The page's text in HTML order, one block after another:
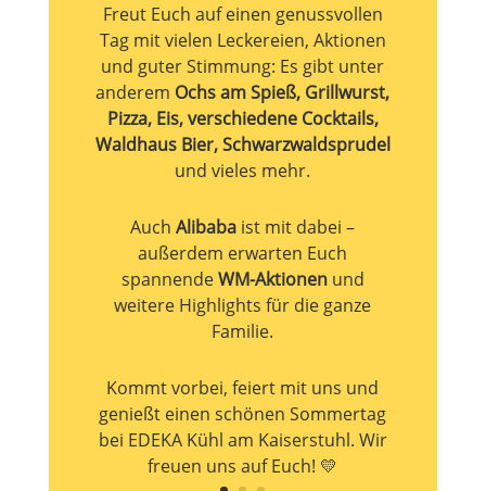
Freut Euch auf einen genussvollen
Tag mit vielen Leckereien, Aktionen
und guter Stimmung: Es gibt unter
anderem Ochs am Spieß, Grillwurst,
Pizza, Eis, verschiedene Cocktails,
Waldhaus Bier, Schwarzwaldsprudel
und vieles mehr.
AuchAlibaba ist mit dabei –
außerdem erwarten Euch
spannendeWM-Aktionenund
weitere Highlights für die ganze
Familie.
Kommt vorbei, feiert mit uns und
genießt einen schönen Sommertag
bei EDEKA Kühl am Kaiserstuhl. Wir
freuen uns auf Euch! 💛